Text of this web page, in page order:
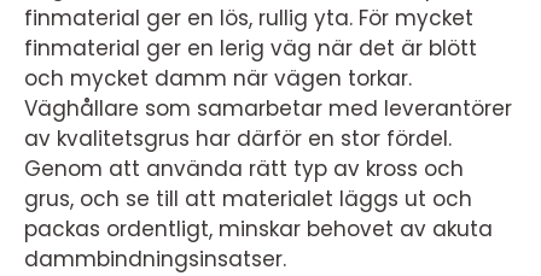
finmaterial ger en lös, rullig yta. För mycket
finmaterial ger en lerig väg när det är blött
och mycket damm när vägen torkar.
Väghållare som samarbetar med leverantörer
av kvalitetsgrus har därför en stor fördel.
Genom att använda rätt typ av kross och
grus, och se till att materialet läggs ut och
packas ordentligt, minskar behovet av akuta
dammbindningsinsatser.